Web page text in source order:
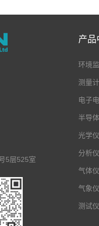
5层525室
产品
环境
测量
电子
半导
光学
分析
气体
气象
测试